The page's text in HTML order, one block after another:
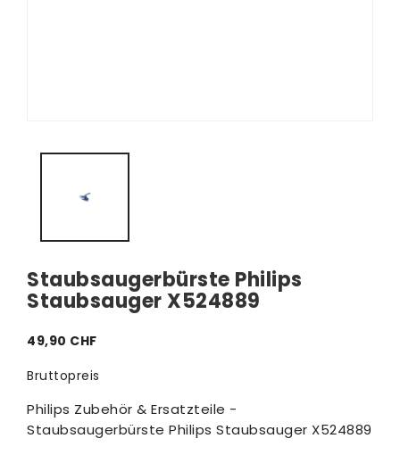
Staubsaugerbürste Philips
Staubsauger X524889
49,90 CHF
Bruttopreis
Philips Zubehör & Ersatzteile -
Staubsaugerbürste Philips Staubsauger X524889